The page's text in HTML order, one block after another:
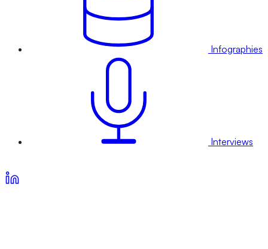
Infographies
Interviews